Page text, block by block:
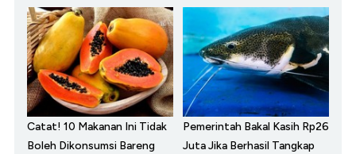
Catat! 10 Makanan Ini Tidak
Boleh Dikonsumsi Bareng
Pemerintah Bakal Kasih Rp26
Juta Jika Berhasil Tangkap